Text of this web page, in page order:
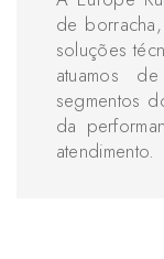
de
soluções
atuamos
segmentos
da
atendimento.